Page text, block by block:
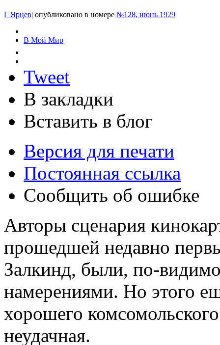
Г Ярцев| опубликовано в номере №128, июнь 1929
В Мой Мир
Tweet
В закладки
Вставить в блог
Версия для печати
Постоянная ссылка
Сообщить об ошибке
Авторы сценария
прошедшей недавно
Залкинд, были, по-
намерениями. Но этого
хорошего
неудачная.